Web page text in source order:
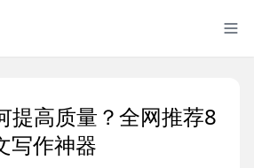
提高质量？全网推荐8
写作神器